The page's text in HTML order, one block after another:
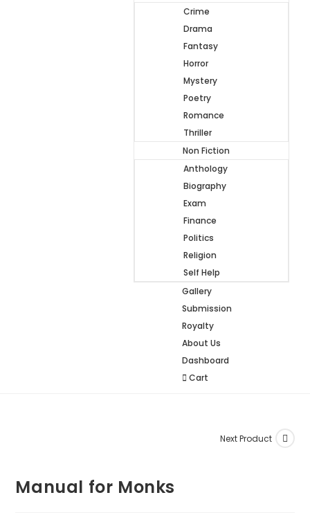
Crime
Drama
Fantasy
Horror
Mystery
Poetry
Romance
Thriller
Non Fiction
Anthology
Biography
Exam
Finance
Politics
Religion
Self Help
Gallery
Submission
Royalty
About Us
Dashboard
Cart
Next Product
Manual for Monks